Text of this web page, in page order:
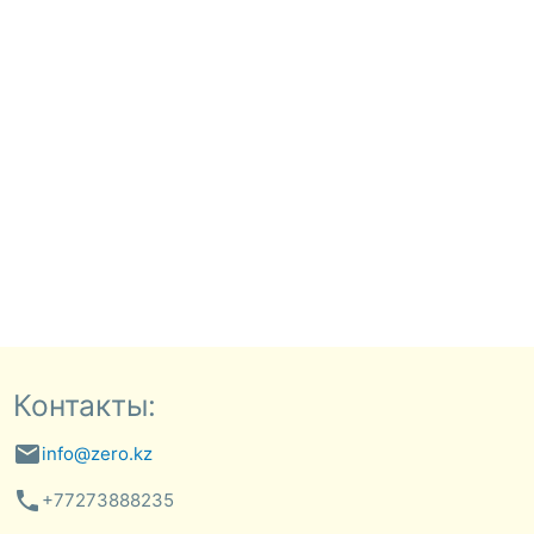
Контакты:
emailinfo@zero.kz
phone +77273888235